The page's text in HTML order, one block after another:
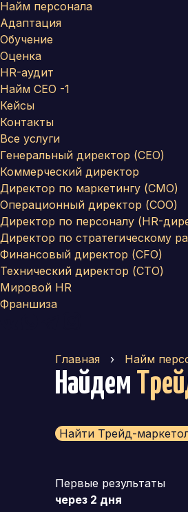
Найм персонала
Адаптация
Обучение
Оценка
HR-аудит
Найм СЕО -1
Кейсы
Контакты
Все услуги
Генеральный директор (CEO)
Коммерческий директор
Директор по маркетингу (CMO)
Операционный директор (COO)
Директор по персоналу (HR-
Директор по стратегическому
Финансовый директор (CFO)
Технический директор (CTO)
Мировой HR
Франшиза
Главная › Найм
Найдем
Найти Трейд-
Первые результаты
через 2 дня